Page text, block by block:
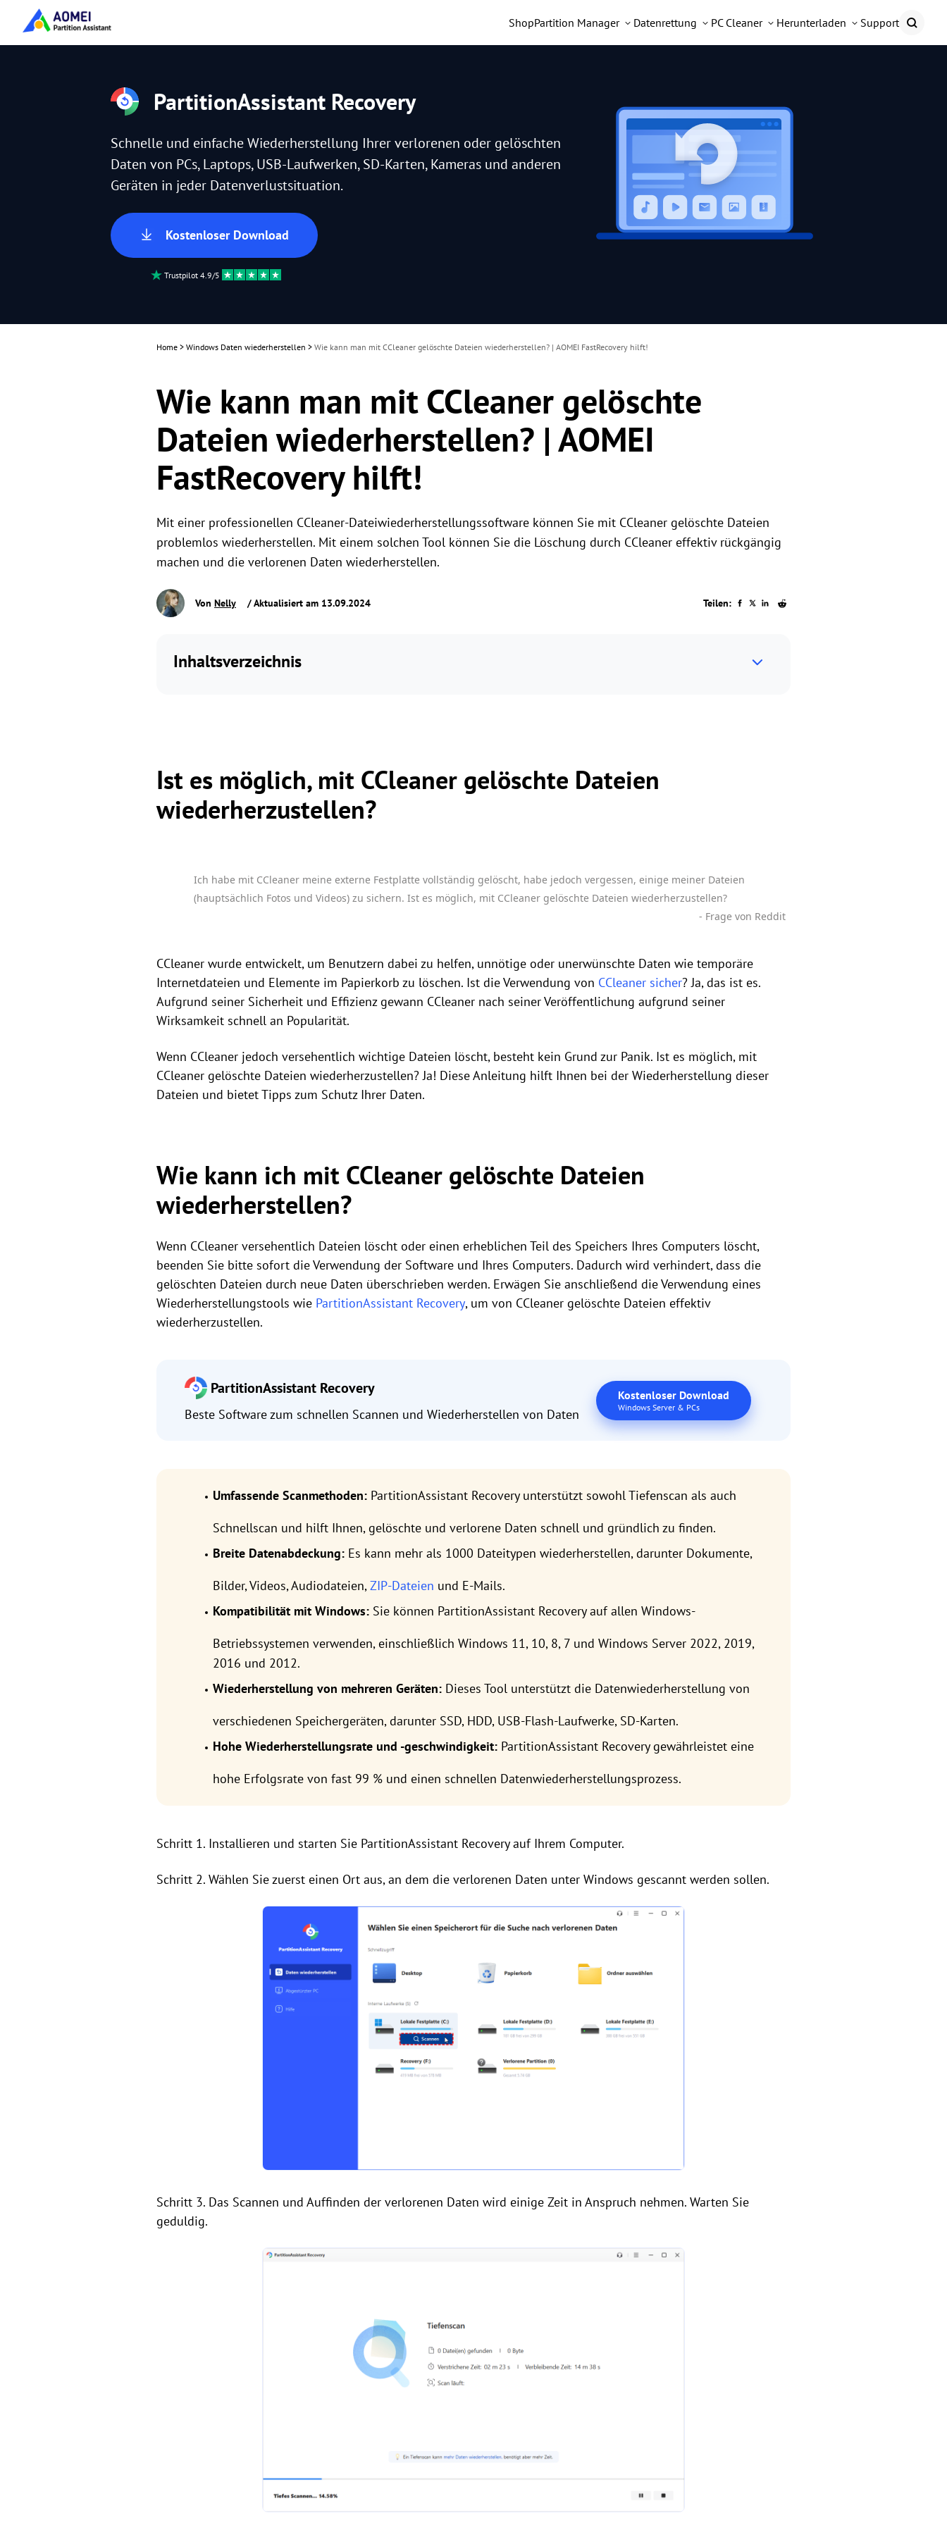
ShopPartition Manager Datenrettung PC Cleaner Herunterladen Support
PartitionAssistant Recovery
Schnelle und einfache Wiederherstellung Ihrer verlorenen oder gelöschten
Daten von PCs, Laptops, USB-Laufwerken, SD-Karten, Kameras und anderen
Geräten in jeder Datenverlustsituation.
Kostenloser Download
Trustpilot 4.9/5
Home > Windows Daten wiederherstellen > Wie kann man mit CCleaner gelöschte Dateien wiederherstellen? | AOMEI FastRecovery hilft!
Wie kann man mit CCleaner gelöschte
Dateien wiederherstellen? | AOMEI
FastRecovery hilft!
Mit einer professionellen CCleaner-Dateiwiederherstellungssoftware können Sie mit CCleaner gelöschte Dateien
problemlos wiederherstellen. Mit einem solchen Tool können Sie die Löschung durch CCleaner effektiv rückgängig
machen und die verlorenen Daten wiederherstellen.
Von Nelly / Aktualisiert am 13.09.2024 Teilen:
Inhaltsverzeichnis
Ist es möglich, mit CCleaner gelöschte Dateien
wiederherzustellen?
Ich habe mit CCleaner meine externe Festplatte vollständig gelöscht, habe jedoch vergessen, einige meiner Dateien
(hauptsächlich Fotos und Videos) zu sichern. Ist es möglich, mit CCleaner gelöschte Dateien wiederherzustellen?
- Frage von Reddit
CCleaner wurde entwickelt, um Benutzern dabei zu helfen, unnötige oder unerwünschte Daten wie temporäre
Internetdateien und Elemente im Papierkorb zu löschen. Ist die Verwendung von CCleaner sicher? Ja, das ist es.
Aufgrund seiner Sicherheit und Effizienz gewann CCleaner nach seiner Veröffentlichung aufgrund seiner
Wirksamkeit schnell an Popularität.
Wenn CCleaner jedoch versehentlich wichtige Dateien löscht, besteht kein Grund zur Panik. Ist es möglich, mit
CCleaner gelöschte Dateien wiederherzustellen? Ja! Diese Anleitung hilft Ihnen bei der Wiederherstellung dieser
Dateien und bietet Tipps zum Schutz Ihrer Daten.
Wie kann ich mit CCleaner gelöschte Dateien
wiederherstellen?
Wenn CCleaner versehentlich Dateien löscht oder einen erheblichen Teil des Speichers Ihres Computers löscht,
beenden Sie bitte sofort die Verwendung der Software und Ihres Computers. Dadurch wird verhindert, dass die
gelöschten Dateien durch neue Daten überschrieben werden. Erwägen Sie anschließend die Verwendung eines
Wiederherstellungstools wie PartitionAssistant Recovery, um von CCleaner gelöschte Dateien effektiv
wiederherzustellen.
PartitionAssistant Recovery
Beste Software zum schnellen Scannen und Wiederherstellen von Daten
Kostenloser Download
Windows Server & PCs
Umfassende Scanmethoden: PartitionAssistant Recovery unterstützt sowohl Tiefenscan als auch
Schnellscan und hilft Ihnen, gelöschte und verlorene Daten schnell und gründlich zu finden.
Breite Datenabdeckung: Es kann mehr als 1000 Dateitypen wiederherstellen, darunter Dokumente,
Bilder, Videos, Audiodateien,ZIP-Dateien und E-Mails.
Kompatibilität mit Windows: Sie können PartitionAssistant Recovery auf allen Windows-
Betriebssystemen verwenden, einschließlich Windows 11, 10, 8, 7 und Windows Server 2022, 2019,
2016 und 2012.
Wiederherstellung von mehreren Geräten: Dieses Tool unterstützt die Datenwiederherstellung von
verschiedenen Speichergeräten, darunter SSD, HDD, USB-Flash-Laufwerke, SD-Karten.
Hohe Wiederherstellungsrate und -geschwindigkeit: PartitionAssistant Recovery gewährleistet eine
hohe Erfolgsrate von fast 99 % und einen schnellen Datenwiederherstellungsprozess.
Schritt 1. Installieren und starten Sie PartitionAssistant Recovery auf Ihrem Computer.
Schritt 2. Wählen Sie zuerst einen Ort aus, an dem die verlorenen Daten unter Windows gescannt werden sollen.
Schritt 3. Das Scannen und Auffinden der verlorenen Daten wird einige Zeit in Anspruch nehmen. Warten Sie
geduldig.